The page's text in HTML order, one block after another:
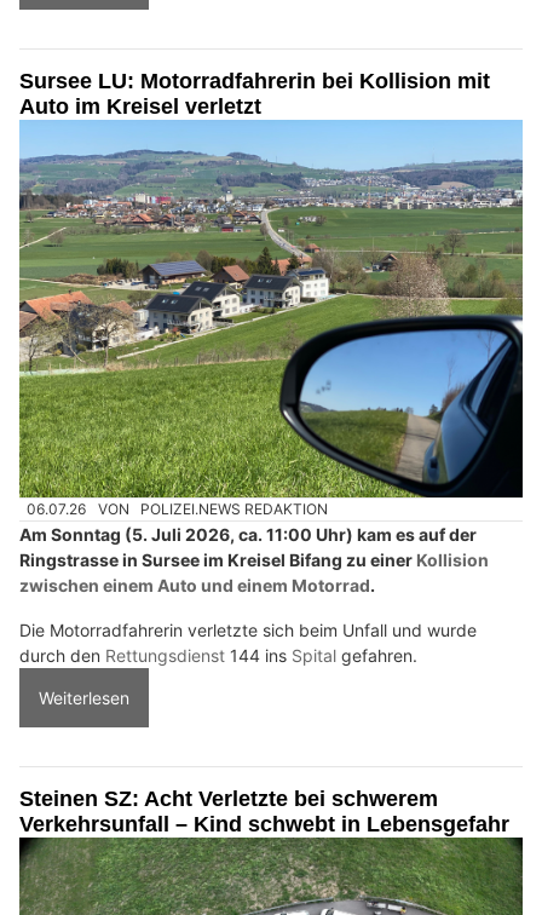
Sursee LU: Motorradfahrerin bei Kollision mit
Auto im Kreisel verletzt
06.07.26 VON POLIZEI.NEWS REDAKTION
Am Sonntag (5. Juli 2026, ca. 11:00 Uhr) kam es auf der
Ringstrasse in Sursee im Kreisel Bifang zu einer Kollision
zwischen einem Auto und einem Motorrad.
Die Motorradfahrerin verletzte sich beim Unfall und wurde
durch den Rettungsdienst 144 ins Spital gefahren.
Weiterlesen
Steinen SZ: Acht Verletzte bei schwerem
Verkehrsunfall – Kind schwebt in Lebensgefahr